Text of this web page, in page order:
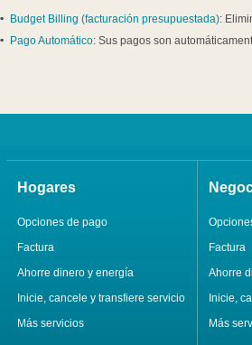
Budget Billing (facturación presupuestada):
Pago Automático: Sus pagos son
Hogares
Opciones de pago
Factura
Ahorre dinero y energía
Inicie, cancele y transfiere servicio
Más servicios
Factura
Ahorre
Inicie,
Más